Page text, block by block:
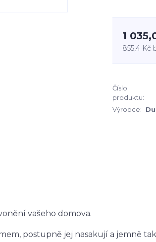
1
855,4 Kč
Číslo
produktu:
Výrobce:
vašeho domova.
postupně jej nasakují a jemně tak